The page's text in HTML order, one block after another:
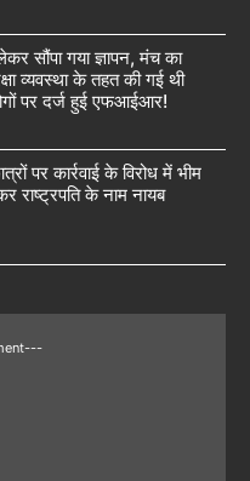
सौंपा गया ज्ञापन, मंच का
व्यवस्था के तहत की गई थी
पर दर्ज हुई एफआईआर!
पर कार्रवाई के विरोध में भीम
के नाम नायब